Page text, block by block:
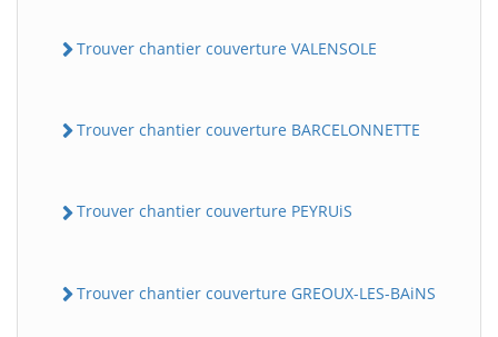
Trouver chantier couverture VALENSOLE
Trouver chantier couverture BARCELONNETTE
Trouver chantier couverture PEYRUiS
Trouver chantier couverture GREOUX-LES-BAiNS